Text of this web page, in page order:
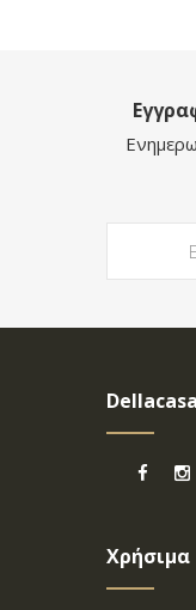
Dellacasa
Χρήσιμα